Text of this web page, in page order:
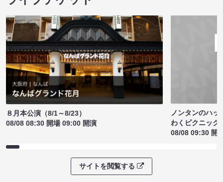
８月本公演（8/1～8/23）
08/08 08:30 開場 09:00 開演
ノンタンのハッ
わくピクニック
08/08 09:30 開
サイトを閲覧する